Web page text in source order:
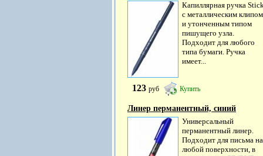
Капиллярная ручка
с металлическим клипом
и утонченным типом
пишущего узла.
Подходит для любого
типа бумаги. Ручка
имеет...
123 руб Купить
Линер перманентный, синий
Универсальный
перманентный линер.
Подходит для письма на
любой поверхности, в